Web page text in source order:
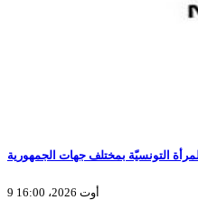
التونسيّة بمختلف جهات الجمهورية
9 أوت 2026، 16:00